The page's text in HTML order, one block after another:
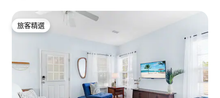
旅客精選
旅客精選